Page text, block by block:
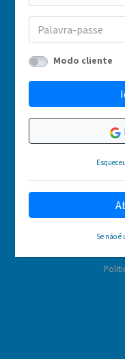
Modo cliente
Se não